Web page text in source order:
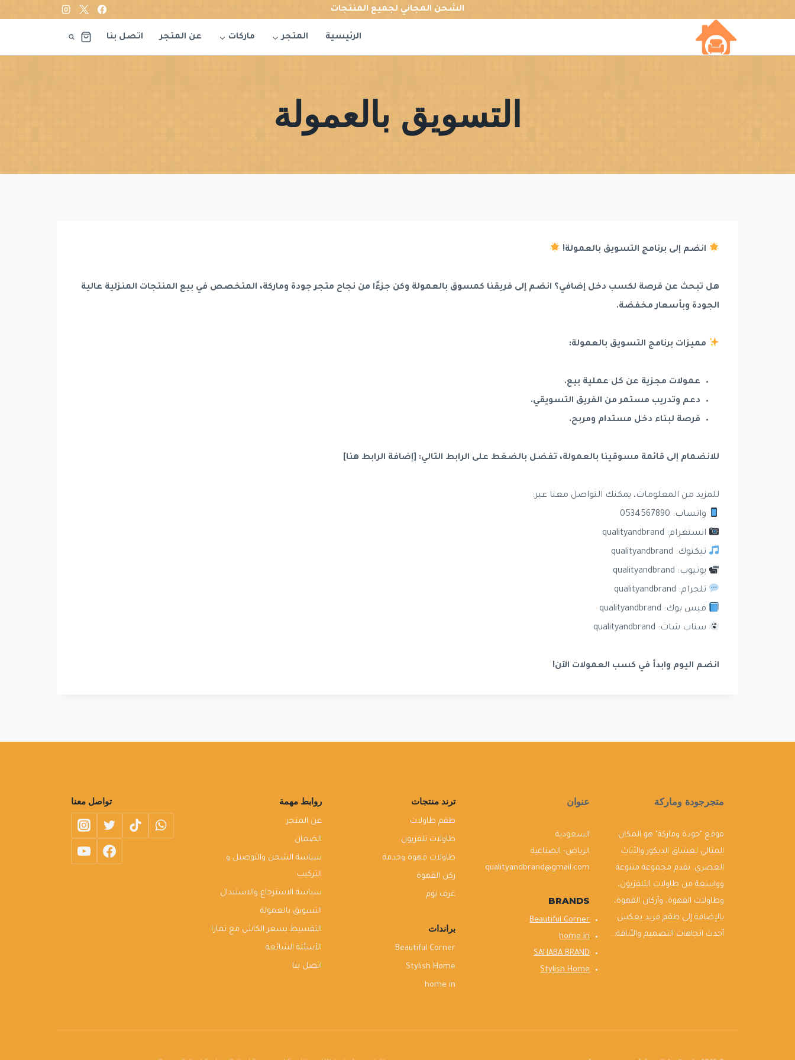
الشحن المجاني لجميع المنتجات
الرئيسية المتجر ماركات عن المتجر اتصل بنا
التسويق بالعمولة
انضم إلى برنامج التسويق بالعمولة!
هل تبحث عن فرصة لكسب دخل إضافي؟ انضم إلى فريقنا كمسوق بالعمولة وكن جزءًا من نجاح متجر جودة وماركة، المتخصص في بيع المنتجات المنزلية عالية
الجودة وبأسعار مخفضة.
مميزات برنامج التسويق بالعمولة:
عمولات مجزية عن كل عملية بيع.
دعم وتدريب مستمر من الفريق التسويقي.
فرصة لبناء دخل مستدام ومربح.
للانضمام إلى قائمة مسوقينا بالعمولة، تفضل بالضغط على الرابط التالي: [إضافة الرابط هنا]
للمزيد من المعلومات، يمكنك التواصل معنا عبر:
واتساب: 0534567890
انستغرام: qualityandbrand
تيكتوك: qualityandbrand
يوتيوب: qualityandbrand
تلجرام: qualityandbrand
فيس بوك: qualityandbrand
سناب شات: qualityandbrand
انضم اليوم وابدأ في كسب العمولات الآن!
متجرجودة وماركة
موقع "جودة وماركة" هو المكان
المثالي لعشاق الديكور والأثاث
العصري. نقدم مجموعة متنوعة
وواسعة من طاولات التلفزيون،
وطاولات القهوة، وأركان القهوة،
بالإضافة إلى طقم فريد يعكس
أحدث اتجاهات التصميم والأناقة...
عنوان
السعودية
الرياض- الصناعية
qualityandbrand@gmail.com
BRANDS
Beautiful Corner
home in
SAHABA BRAND
Stylish Home
ترند منتجات
طقم طاولات
طاولات تلفزيون
طاولات قهوة وخدمة
ركن القهوة
غرف نوم
براندات
Beautiful Corner
Stylish Home
home in
روابط مهمة
عن المتجر
الضمان
سياسة الشحن والتوصيل و
التركيب
سياسة الاسترجاع والاستبدال
التسويق بالعمولة
التقسيط بسعر الكاش مع تمارا
الأسئلة الشائعة
اتصل بنا
تواصل معنا